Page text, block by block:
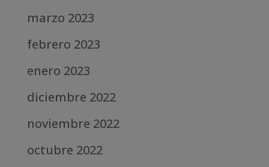
marzo 2023
febrero 2023
enero 2023
diciembre 2022
noviembre 2022
octubre 2022